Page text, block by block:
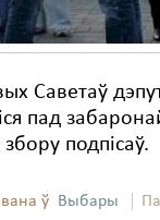
Саветаў
пад
подпісаў.
ў Выбары